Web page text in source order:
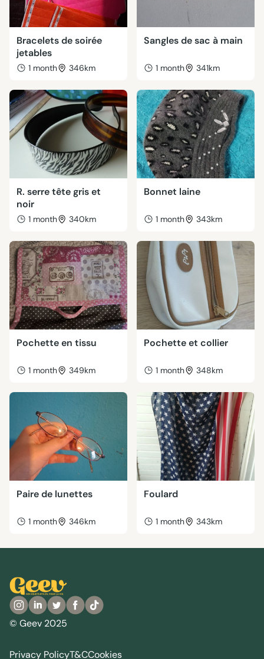
Bracelets de soirée
jetables
1 month 346km
Sangles de sac à main
1 month 341km
R. serre tête gris et
noir
1 month 340km
Bonnet laine
1 month 343km
Pochette en tissu
1 month 349km
Pochette et collier
1 month 348km
Paire de lunettes
1 month 346km
Foulard
1 month 343km
© Geev 2025
Privacy PolicyT&CCookies